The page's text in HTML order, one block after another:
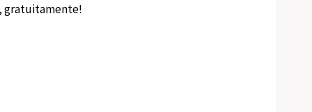
gratuitamente!